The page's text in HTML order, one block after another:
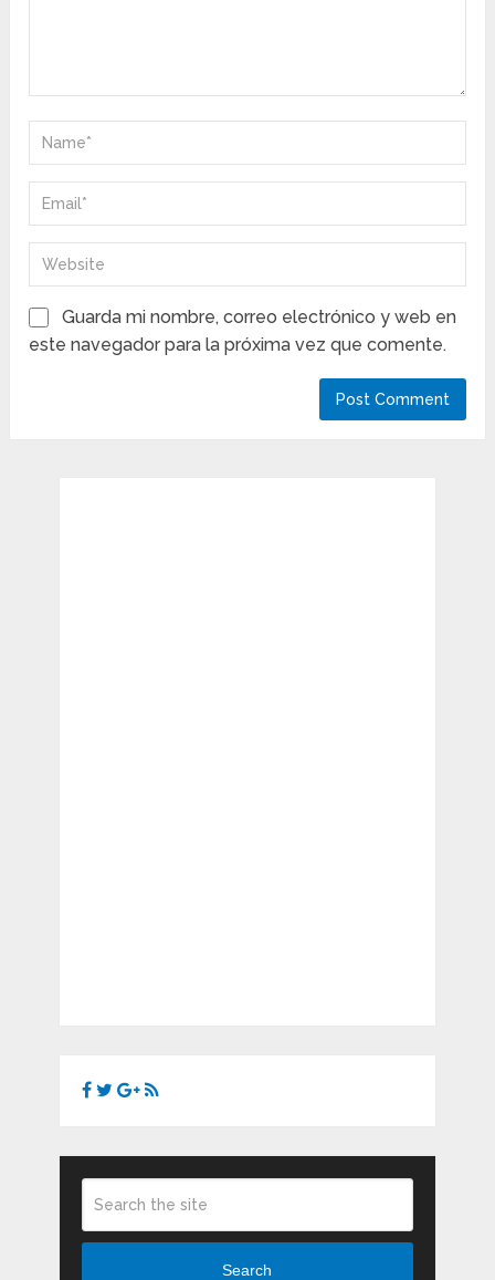
Guarda mi nombre, correo electrónico y web en
este navegador para la próxima vez que comente.
Search